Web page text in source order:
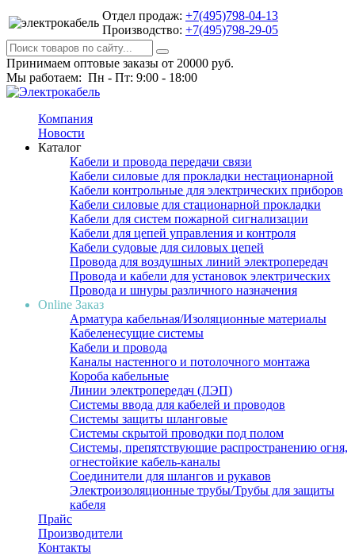
Отдел продаж: +7(495)798-04-13
Производство: +7(495)798-29-05
Принимаем оптовые заказы от 20000 руб.
Мы работаем: Пн - Пт: 9:00 - 18:00
Компания
Новости
Каталог
Кабели и провода передачи связи
Кабели силовые для прокладки нестационарной
Кабели контрольные для электрических приборов
Кабели силовые для стационарной прокладки
Кабели для систем пожарной сигнализации
Кабели для цепей управления и контроля
Кабели судовые для силовых цепей
Провода для воздушных линий электропередач
Провода и кабели для установок электрических
Провода и шнуры различного назначения
Online Заказ
Арматура кабельная/Изоляционные материалы
Кабеленесущие системы
Кабели и провода
Каналы настенного и потолочного монтажа
Короба кабельные
Линии электропередач (ЛЭП)
Системы ввода для кабелей и проводов
Системы защиты шланговые
Системы скрытой проводки под полом
Системы, препятствующие распространению огня,
огнестойкие кабель-каналы
Соединители для шлангов и рукавов
Электроизоляционные трубы/Трубы для защиты
кабеля
Прайс
Производители
Контакты